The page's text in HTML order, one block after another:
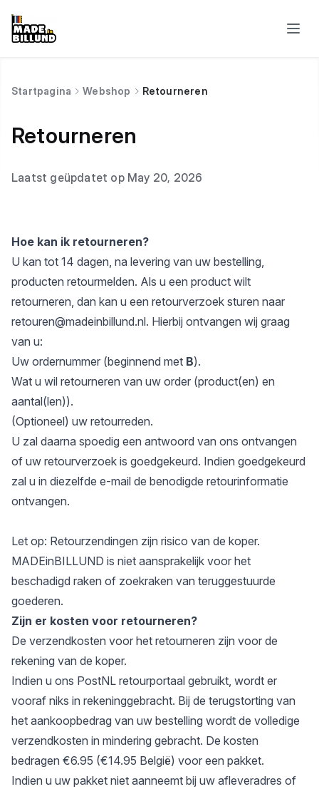
Startpagina Webshop Retourneren
Retourneren
Laatst geüpdatet op May 20, 2026
Hoe kan ik retourneren?
U kan tot 14 dagen, na levering van uw bestelling,
producten retourmelden. Als u een product wilt
retourneren, dan kan u een retourverzoek sturen naar
retouren@madeinbillund.nl. Hierbij ontvangen wij graag
van u:
Uw ordernummer (beginnend met B).
Wat u wil retourneren van uw order (product(en) en
aantal(len)).
(Optioneel) uw retourreden.
U zal daarna spoedig een antwoord van ons ontvangen
of uw retourverzoek is goedgekeurd. Indien goedgekeurd
zal u in diezelfde e-mail de benodigde retourinformatie
ontvangen.
Let op: Retourzendingen zijn risico van de koper.
MADEinBILLUND is niet aansprakelijk voor het
beschadigd raken of zoekraken van teruggestuurde
goederen.
Zijn er kosten voor retourneren?
De verzendkosten voor het retourneren zijn voor de
rekening van de koper.
Indien u ons PostNL retourportaal gebruikt, wordt er
vooraf niks in rekeninggebracht. Bij de terugstorting van
het aankoopbedrag van uw bestelling wordt de volledige
verzendkosten in mindering gebracht. De kosten
bedragen €6.95 (€14.95 België) voor een pakket.
Indien u uw pakket niet aanneemt bij uw afleveradres of